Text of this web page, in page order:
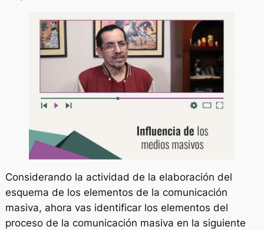
Considerando la actividad de la elaboración del
esquema de los elementos de la comunicación
masiva, ahora vas identificar los elementos del
proceso de la comunicación masiva en la siguiente